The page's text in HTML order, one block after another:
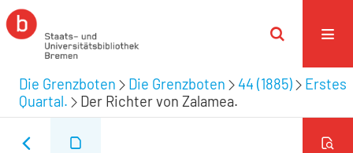
Die Grenzboten Die Grenzboten 44 (1885)
Erstes
Quartal.
Der Richter von Zalamea.